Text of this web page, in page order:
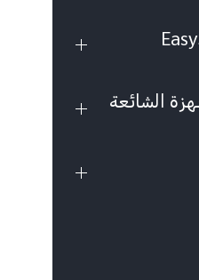
الشائعة